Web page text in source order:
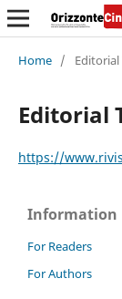
Home / Editorial
Editorial
https://
Information
For Readers
For Authors